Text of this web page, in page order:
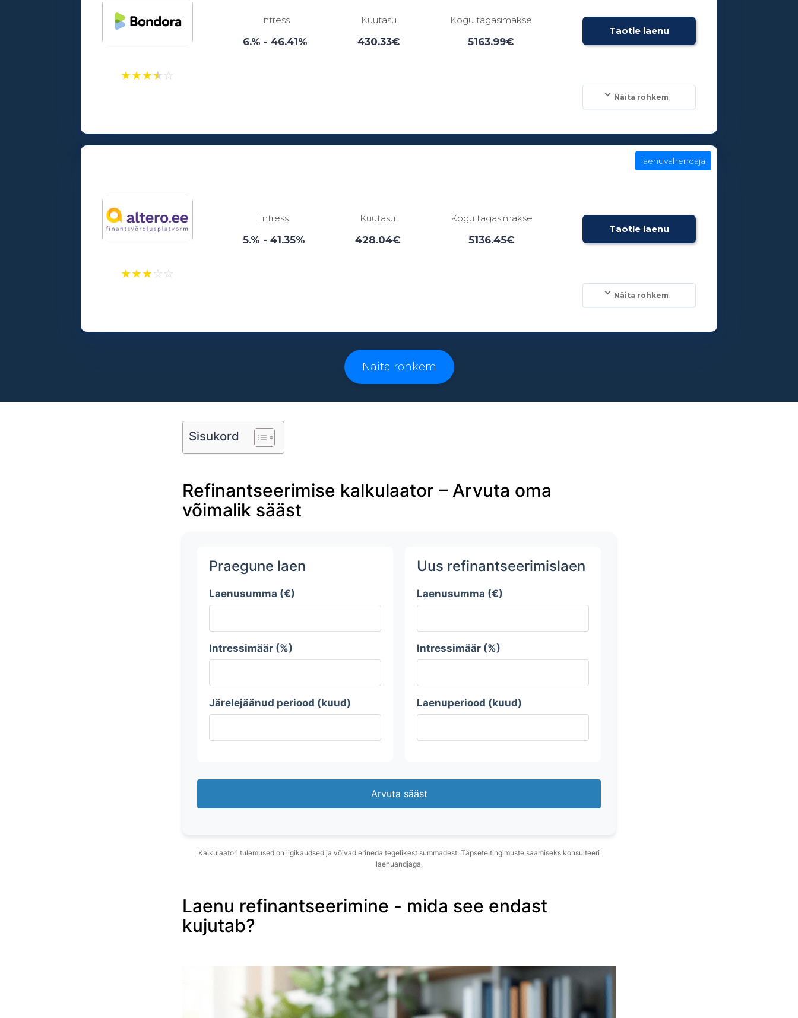
18
★★★★☆
Intress
6.% - 46.41%
Kuutasu
430.33€
Kogu tagasimakse
5163.99€
Taotle laenu
Näita rohkem
18
★★★☆☆
Intress
5.% - 41.35%
Kuutasu
428.04€
Kogu tagasimakse
5136.45€
Taotle laenu
laenuvahendaja
Näita rohkem
3 - 96 kuud
Vanusepiirang:
Näita rohkem
Sisukord
Refinantseerimise kalkulaator – Arvuta oma
võimalik sääst
Praegune laen
Laenusumma (€)
Intressimäär (%)
Järelejäänud periood (kuud)
Uus refinantseerimislaen
Laenusumma (€)
Intressimäär (%)
Laenuperiood (kuud)
Arvuta sääst
Kalkulaatori tulemused on ligikaudsed ja võivad erineda tegelikest summadest. Täpsete tingimuste saamiseks konsulteeri
laenuandjaga.
Laenu refinantseerimine - mida see endast
kujutab?